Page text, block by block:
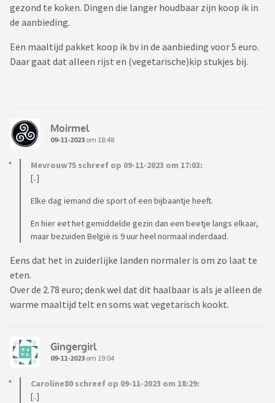
gezond te koken. Dingen die langer houdbaar zijn koop ik in
de aanbieding.
Een maaltijd pakket koop ik bv in de aanbieding voor 5 euro.
Daar gaat dat alleen rijst en (vegetarische)kip stukjes bij.
Moirmel
09-11-2023 om 18:48
Mevrouw75 schreef op 09-11-2023 om 17:03:
[..]
Elke dag iemand die sport of een bijbaantje heeft.
En hier eet het gemiddelde gezin dan een beetje langs elkaar,
maar bezuiden België is 9 uur heel normaal inderdaad.
Eens dat het in zuiderlijke landen normaler is om zo laat te
eten.
Over de 2.78 euro; denk wel dat dit haalbaar is als je alleen de
warme maaltijd telt en soms wat vegetarisch kookt.
Gingergirl
09-11-2023 om 19:04
Caroline80 schreef op 09-11-2023 om 18:29:
[..]